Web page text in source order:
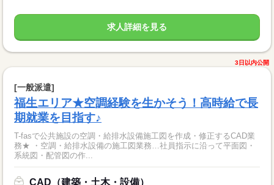
求人詳細を見る
3日以内公開
[一般派遣]
福生エリア★空調経験を生かそう！高時給で長
期就業を目指す♪
T-fasで公共施設の空調・給排水設備施工図を作成・修正するCAD業
務★ ・空調・給排水設備の施工図業務…社員指示に沿って平面図・
系統図・配管図の作...
CAD（建築・土木・設備）